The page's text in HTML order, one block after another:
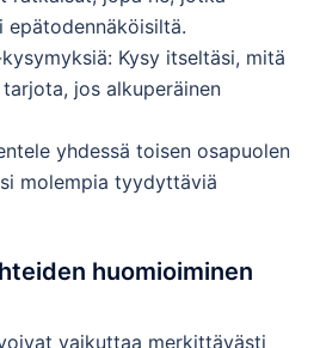
Kysy itseltäsi, mitä
jos alkuperäinen
yhdessä toisen osapuolen
molempia tyydyttäviä
huomioiminen
vaikuttaa merkittävästi